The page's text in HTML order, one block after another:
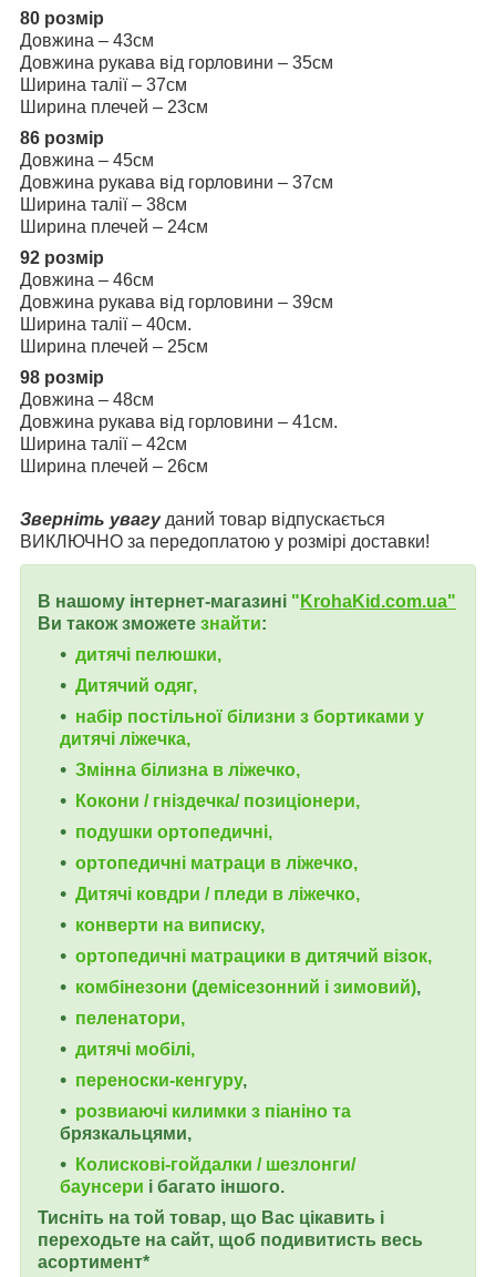
80 розмір
Довжина – 43см
Довжина рукава від горловини – 35см
Ширина талії – 37см
Ширина плечей – 23см
86 розмір
Довжина – 45см
Довжина рукава від горловини – 37см
Ширина талії – 38см
Ширина плечей – 24см
92 розмір
Довжина – 46см
Довжина рукава від горловини – 39см
Ширина талії – 40см.
Ширина плечей – 25см
98 розмір
Довжина – 48см
Довжина рукава від горловини – 41см.
Ширина талії – 42см
Ширина плечей – 26см
Зверніть увагу даний товар відпускається
ВИКЛЮЧНО за передоплатою у розмірі доставки!
В нашому інтернет-магазині " KrohaKid.com.ua"
Ви також зможете знайти:
дитячі пелюшки,
Дитячий одяг,
набір постільної білизни з бортиками у
дитячі ліжечка,
Змінна білизна в ліжечко,
Кокони / гніздечка/ позиціонери,
подушки ортопедичні,
ортопедичні матраци в ліжечко,
Дитячі ковдри / пледи в ліжечко,
конверти на виписку,
ортопедичні матрацики в дитячий візок,
комбінезони (демісезонний і зимовий),
пеленатори,
дитячі мобілі,
переноски-кенгуру,
розвиаючі килимки з піаніно та
брязкальцями,
Колискові-гойдалки / шезлонги/
баунсери і багато іншого.
Тисніть на той товар, що Вас цікавить і
переходьте на сайт, щоб подивитисть весь
асортимент*